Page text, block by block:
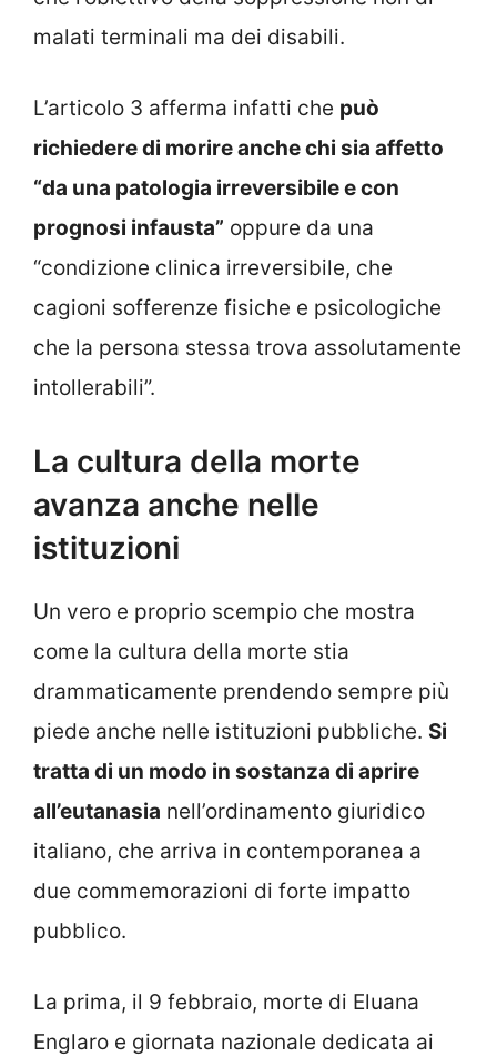
malati terminali ma dei disabili.
L’articolo 3 afferma infatti che può
richiedere di morire anche chi sia affetto
“da una patologia irreversibile e con
prognosi infausta” oppure da una
“condizione clinica irreversibile, che
cagioni sofferenze fisiche e psicologiche
che la persona stessa trova assolutamente
intollerabili”.
La cultura della morte
avanza anche nelle
istituzioni
Un vero e proprio scempio che mostra
come la cultura della morte stia
drammaticamente prendendo sempre più
piede anche nelle istituzioni pubbliche. Si
tratta di un modo in sostanza di aprire
all’eutanasia nell’ordinamento giuridico
italiano, che arriva in contemporanea a
due commemorazioni di forte impatto
pubblico.
La prima, il 9 febbraio, morte di Eluana
Englaro e giornata nazionale dedicata ai